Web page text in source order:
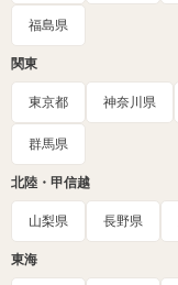
福島県
関東
東京都 神奈川県
群馬県
北陸・甲信越
山梨県 長野県
東海